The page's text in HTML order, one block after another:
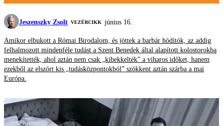
Jeszenszky Zsolt VEZÉRCIKK június 16.
Amikor elbukott a Római Birodalom, és jöttek a barbár hódítók, az addig
felhalmozott mindenféle tudást a Szent Benedek által alapított kolostorokba
menekítették, ahol aztán nem csak „kibekkelték” a viharos időket, hanem
ezekből az elszórt kis „tudásközpontokból” szökkent aztán szárba a mai
Európa.